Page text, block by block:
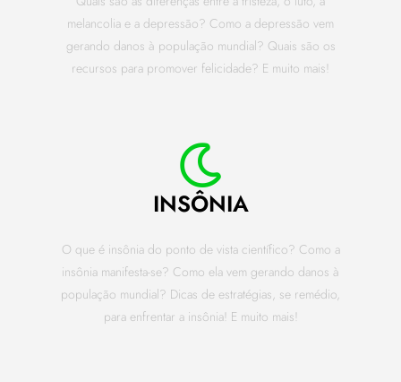
melancolia e a depressão? Como a depressão vem
gerando danos à população mundial? Quais são os
recursos para promover felicidade? E muito mais!
INSÔNIA
O que é insônia do ponto de vista científico? Como a
insônia manifesta-se? Como ela vem gerando danos à
população mundial? Dicas de estratégias, se remédio,
para enfrentar a insônia! E muito mais!